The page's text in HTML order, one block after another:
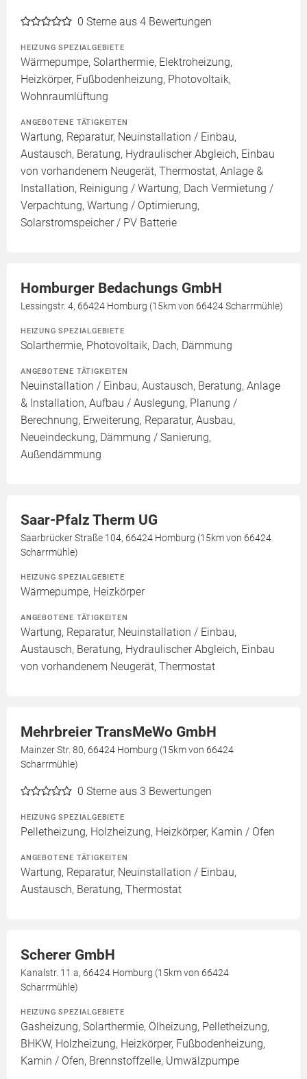
0 Sterne aus 4 Bewertungen
HEIZUNG SPEZIALGEBIETE
Wärmepumpe, Solarthermie, Elektroheizung,
Heizkörper, Fußbodenheizung, Photovoltaik,
Wohnraumlüftung
ANGEBOTENE TÄTIGKEITEN
Wartung, Reparatur, Neuinstallation / Einbau,
Austausch, Beratung, Hydraulischer Abgleich, Einbau
von vorhandenem Neugerät, Thermostat, Anlage &
Installation, Reinigung / Wartung, Dach Vermietung /
Verpachtung, Wartung / Optimierung,
Solarstromspeicher / PV Batterie
Homburger Bedachungs GmbH
Lessingstr. 4, 66424 Homburg (15km von 66424 Scharrmühle)
HEIZUNG SPEZIALGEBIETE
Solarthermie, Photovoltaik, Dach, Dämmung
ANGEBOTENE TÄTIGKEITEN
Neuinstallation / Einbau, Austausch, Beratung, Anlage
& Installation, Aufbau / Auslegung, Planung /
Berechnung, Erweiterung, Reparatur, Ausbau,
Neueindeckung, Dämmung / Sanierung,
Außendämmung
Saar-Pfalz Therm UG
Saarbrücker Straße 104, 66424 Homburg (15km von 66424
Scharrmühle)
HEIZUNG SPEZIALGEBIETE
Wärmepumpe, Heizkörper
ANGEBOTENE TÄTIGKEITEN
Wartung, Reparatur, Neuinstallation / Einbau,
Austausch, Beratung, Hydraulischer Abgleich, Einbau
von vorhandenem Neugerät, Thermostat
Mehrbreier TransMeWo GmbH
Mainzer Str. 80, 66424 Homburg (15km von 66424
Scharrmühle)
0 Sterne aus 3 Bewertungen
HEIZUNG SPEZIALGEBIETE
Pelletheizung, Holzheizung, Heizkörper, Kamin / Ofen
ANGEBOTENE TÄTIGKEITEN
Wartung, Reparatur, Neuinstallation / Einbau,
Austausch, Beratung, Thermostat
Scherer GmbH
Kanalstr. 11 a, 66424 Homburg (15km von 66424
Scharrmühle)
HEIZUNG SPEZIALGEBIETE
Gasheizung, Solarthermie, Ölheizung, Pelletheizung,
BHKW, Holzheizung, Heizkörper, Fußbodenheizung,
Kamin / Ofen, Brennstoffzelle, Umwälzpumpe